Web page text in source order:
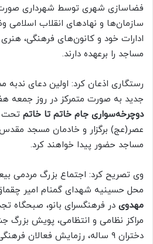
فضاسازی شهری توسط شهرداری صورت
سازمان‌ها و نهادهای انقلاب اسلامی
ادارات خود و کانون‌های فرهنگی،
مساجد را برعهده دارند.
رستگاری اذعان کرد: اولین دعای
جدید به صورت متمرکز در روز جمعه
دوچرخه‌سواری جام خاتم تا خاتم تحت
عصر(عج) برگزار و خادمان مسجد
مساجد حضور پیدا خواهند کرد.
وی تصریح کرد: اجتماع بزرگ مردمی
محل حسینیه شهدای گمنام امیر
مهدوی در فرهنگسرای بانو، صبحگاه
مراکز نظامی و انتظامی، پویش
دختران ۹ ساله، رزمایش فعالان